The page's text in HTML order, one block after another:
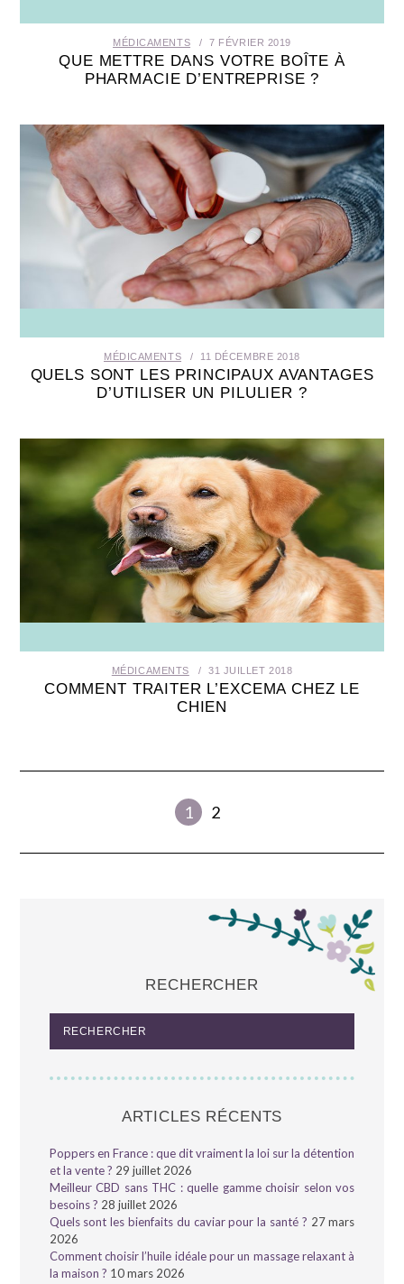
MÉDICAMENTS 7 FÉVRIER 2019
QUE METTRE DANS VOTRE BOÎTE À
PHARMACIE D’ENTREPRISE ?
MÉDICAMENTS 11 DÉCEMBRE 2018
QUELS SONT LES PRINCIPAUX AVANTAGES
D’UTILISER UN PILULIER ?
MÉDICAMENTS 31 JUILLET 2018
COMMENT TRAITER L’EXCEMA CHEZ LE
CHIEN
1 2
RECHERCHER
ARTICLES RÉCENTS
Poppers en France : que dit vraiment la loi sur la détention
et la vente ? 29 juillet 2026
Meilleur CBD sans THC : quelle gamme choisir selon vos
besoins ? 28 juillet 2026
Quels sont les bienfaits du caviar pour la santé ? 27 mars
2026
Comment choisir l’huile idéale pour un massage relaxant à
la maison ? 10 mars 2026